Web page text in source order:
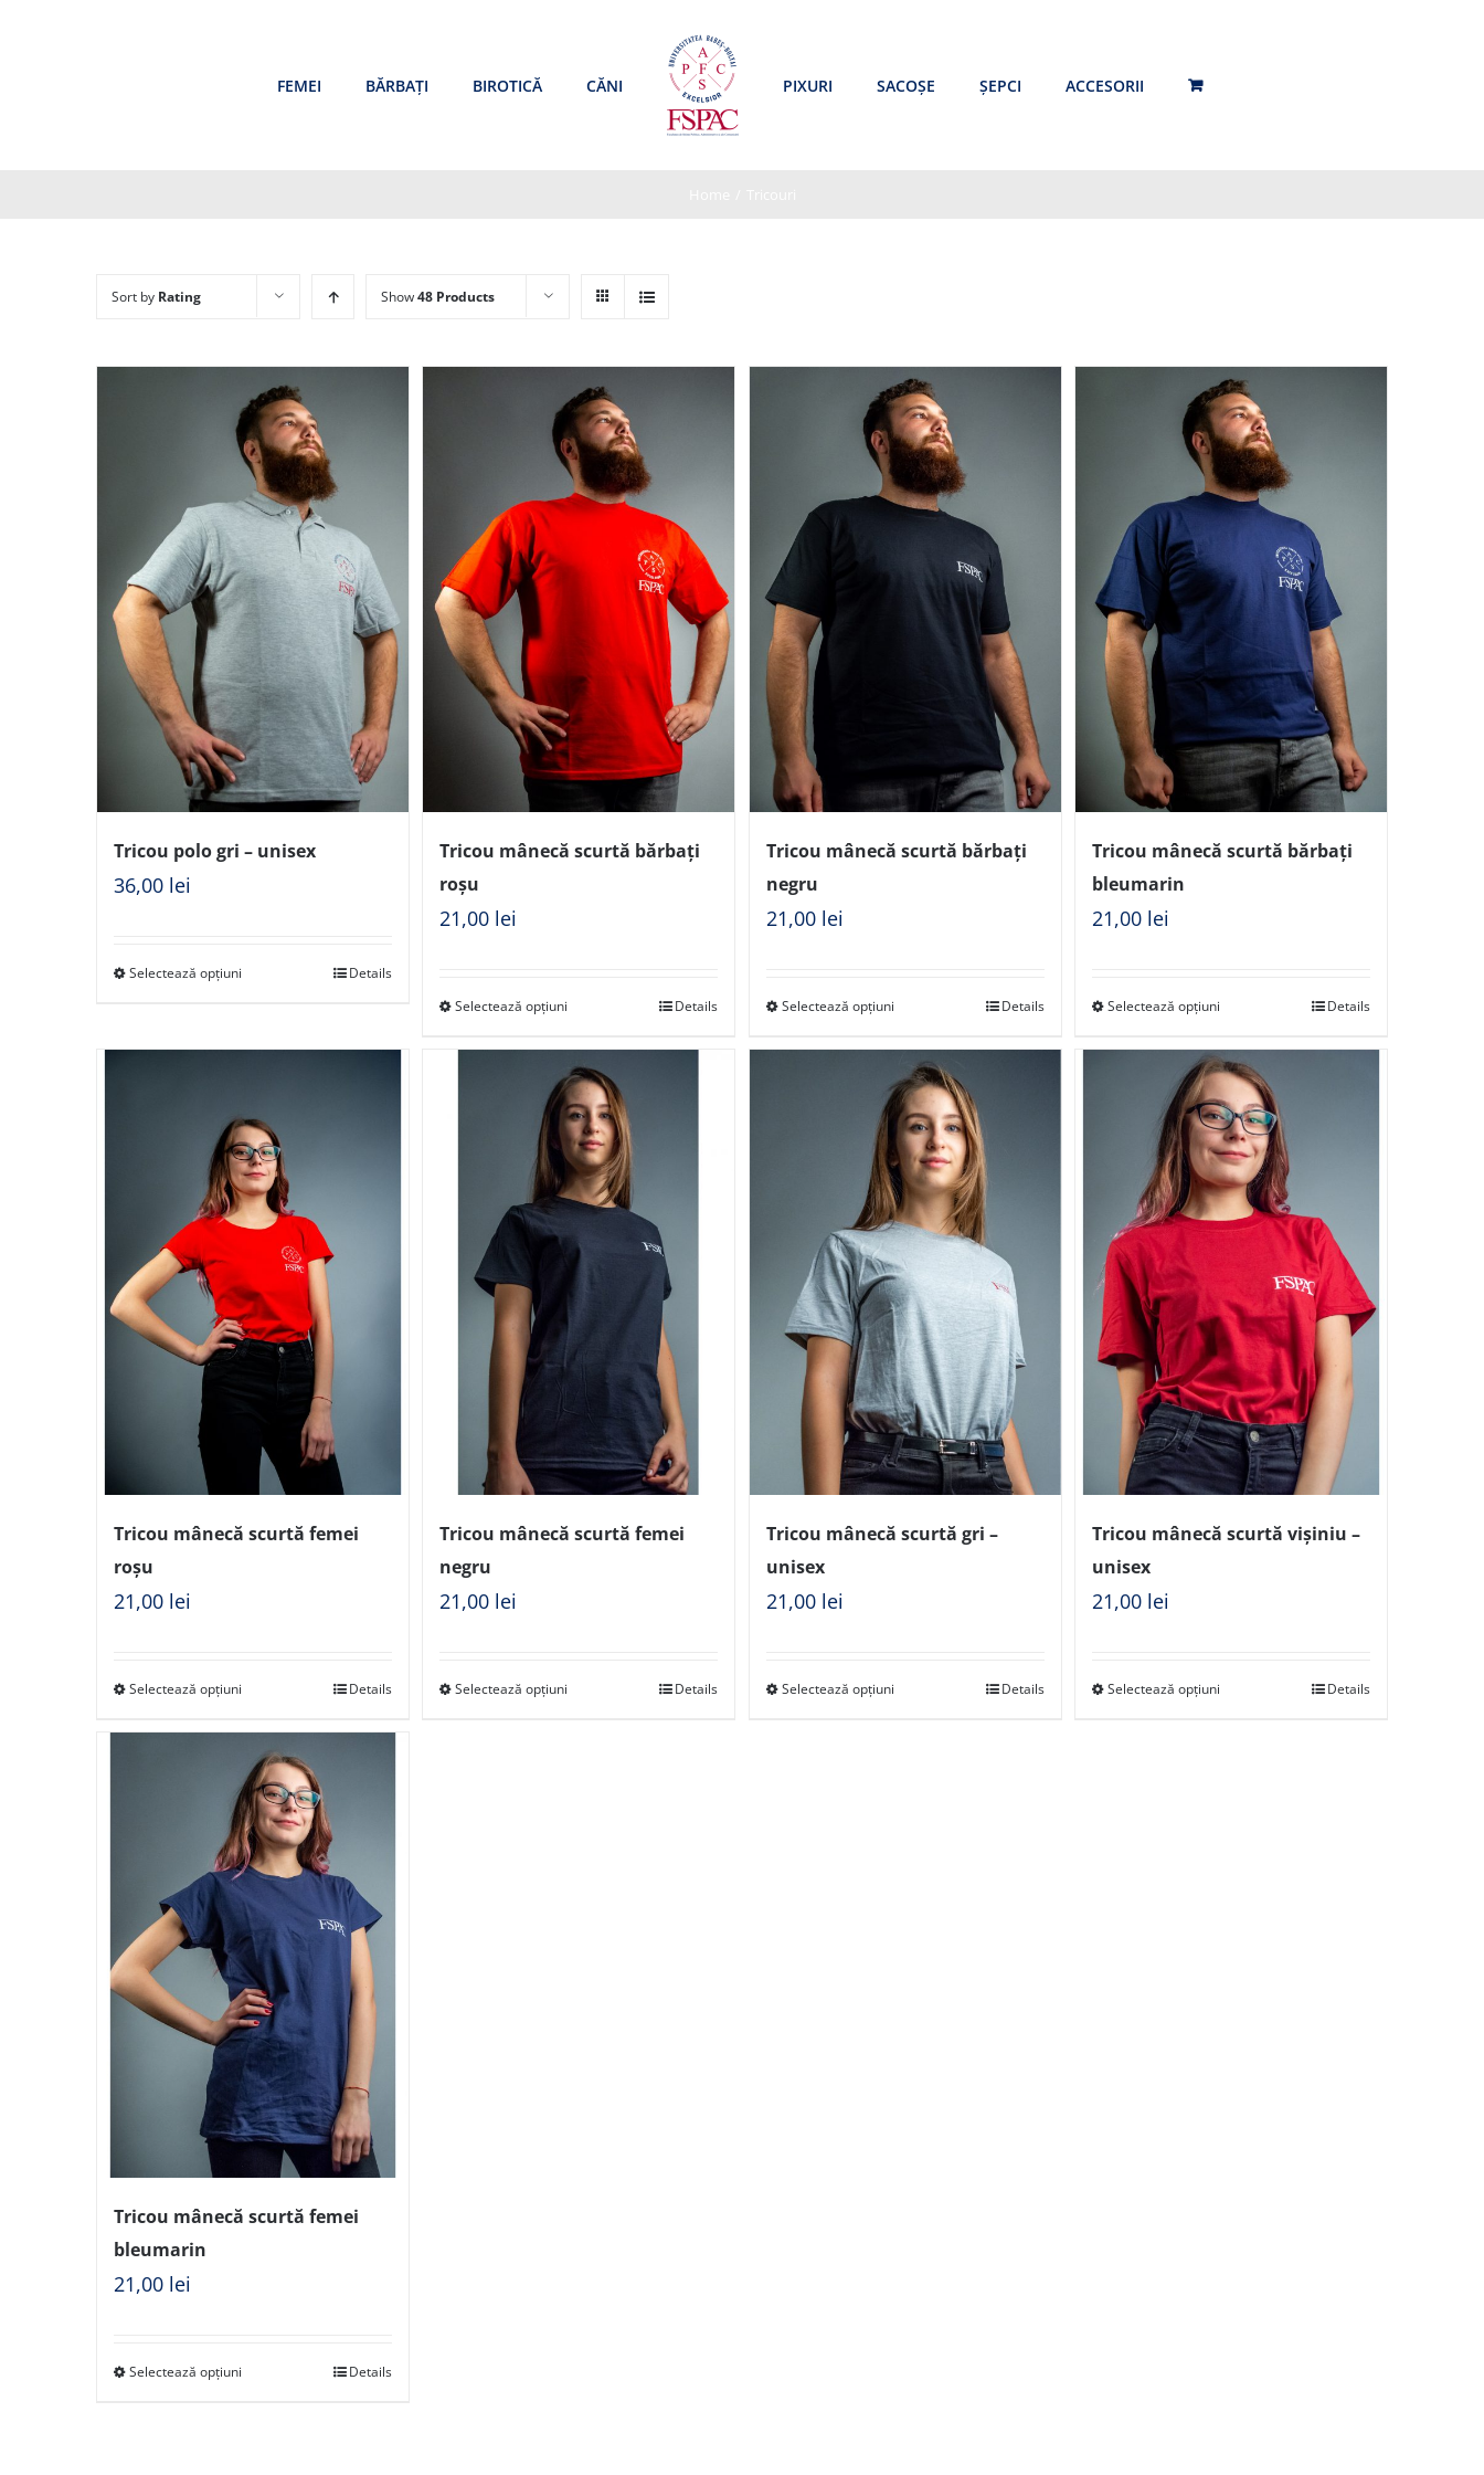
FEMEI BĂRBAȚI BIROTICĂ CĂNI PIXURI SACOȘE ȘEPCI ACCESORII
Sort by Rating Show48 Products
Tricou polo gri – unisex
36,00 lei
Selectează opțiuni Details
Tricou mânecă scurtă bărbați
roșu
21,00 lei
Selectează opțiuni Details
Tricou mânecă scurtă bărbați
negru
21,00 lei
Selectează opțiuni Details
Tricou mânecă scurtă bărbați
bleumarin
21,00 lei
Selectează opțiuni Details
Tricou mânecă scurtă femei
roșu
21,00 lei
Selectează opțiuni Details
Tricou mânecă scurtă femei
negru
21,00 lei
Selectează opțiuni Details
Tricou mânecă scurtă gri –
unisex
21,00 lei
Selectează opțiuni Details
Tricou mânecă scurtă vișiniu –
unisex
21,00 lei
Selectează opțiuni Details
Tricou mânecă scurtă femei
bleumarin
21,00 lei
Selectează opțiuni Details